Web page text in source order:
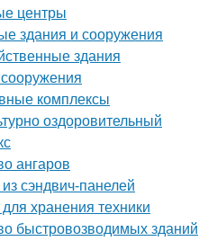
центры
здания и сооружения
здания
комплексы
оздоровительный
ангаров
сэндвич-панелей
хранения техники
быстровозводимых зданий